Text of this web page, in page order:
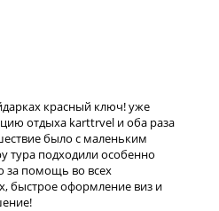
красный ключ! уже
отдыха karttrvel и оба раза
было с маленьким
тура подходили особенно
за помощь во всех
быстрое оформление виз и